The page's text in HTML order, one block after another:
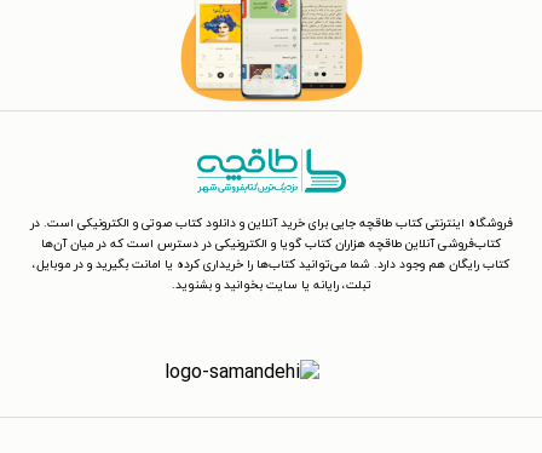
فروشگاه اینترنتی کتاب طاقچه جایی برای خرید آنلاین و دانلود کتاب صوتی و الکترونیکی است. در
کتاب‌فروشی آنلاین طاقچه هزاران کتاب گویا و الکترونیکی در دسترس است که در میان آن‌ها
کتاب رایگان هم وجود دارد. شما می‌توانید کتاب‌ها را خریداری کرده یا امانت بگیرید و در موبایل،
تبلت، رایانه یا سایت بخوانید و بشنوید.